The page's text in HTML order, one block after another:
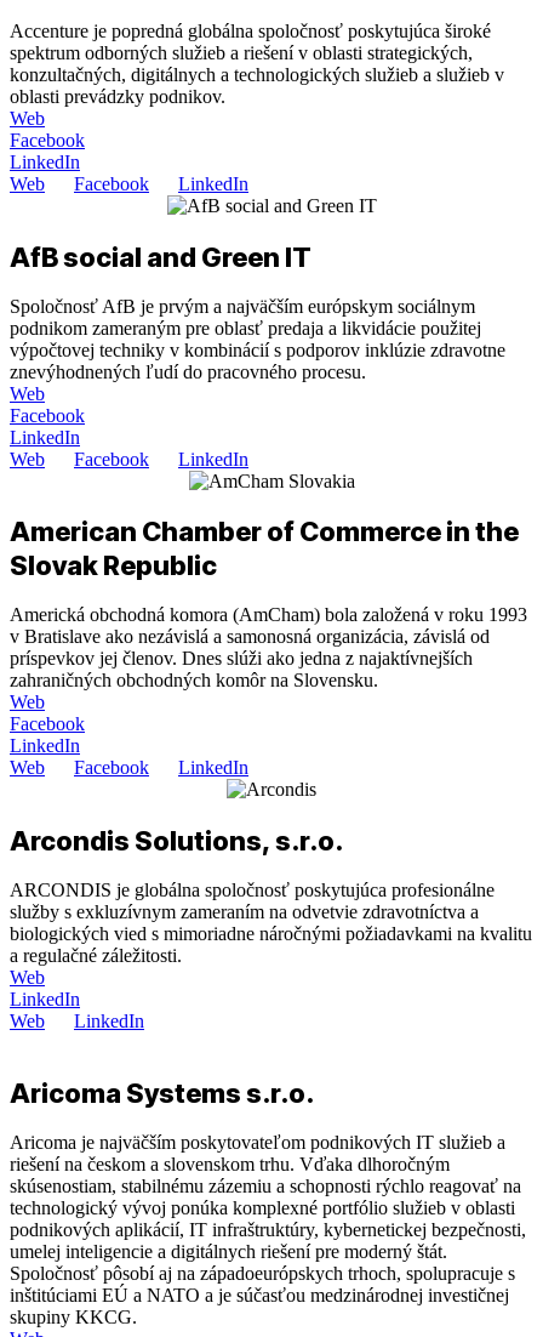
Accenture je popredná globálna spoločnosť poskytujúca široké
spektrum odborných služieb a riešení v oblasti strategických,
konzultačných, digitálnych a technologických služieb a služieb v
oblasti prevádzky podnikov.
Web
Facebook
LinkedIn
Web
Facebook LinkedIn
AfB social and Green IT
Spoločnosť AfB je prvým a najväčším európskym sociálnym
podnikom zameraným pre oblasť predaja a likvidácie použitej
výpočtovej techniky v kombinácií s podporov inklúzie zdravotne
znevýhodnených ľudí do pracovného procesu.
Web
Facebook
LinkedIn
Web
Facebook LinkedIn
American Chamber of Commerce in the
Slovak Republic
Americká obchodná komora (AmCham) bola založená v roku 1993
v Bratislave ako nezávislá a samonosná organizácia, závislá od
príspevkov jej členov. Dnes slúži ako jedna z najaktívnejších
zahraničných obchodných komôr na Slovensku.
Web
Facebook
LinkedIn
Web
Facebook LinkedIn
Arcondis Solutions, s.r.o.
ARCONDIS je globálna spoločnosť poskytujúca profesionálne
služby s exkluzívnym zameraním na odvetvie zdravotníctva a
biologických vied s mimoriadne náročnými požiadavkami na kvalitu
a regulačné záležitosti.
Web
LinkedIn
Web
LinkedIn
Aricoma Systems s.r.o.
Aricoma je najväčším poskytovateľom podnikových IT služieb a
riešení na českom a slovenskom trhu. Vďaka dlhoročným
skúsenostiam, stabilnému zázemiu a schopnosti rýchlo reagovať na
technologický vývoj ponúka komplexné portfólio služieb v oblasti
podnikových aplikácií, IT infraštruktúry, kybernetickej bezpečnosti,
umelej inteligencie a digitálnych riešení pre moderný štát.
Spoločnosť pôsobí aj na západoeurópskych trhoch, spolupracuje s
inštitúciami EÚ a NATO a je súčasťou medzinárodnej investičnej
skupiny KKCG.